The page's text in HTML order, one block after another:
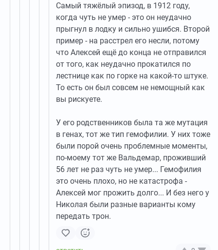
Самый тяжёлый эпизод, в 1912 году,
когда чуть не умер - это он неудачно
прыгнул в лодку и сильно ушибся. Второй
пример - на расстрел его несли, потому
что Алексей ещё до конца не отправился
от того, как неудачно прокатился по
лестнице как по горке на какой-то штуке.
То есть он был совсем не немощный как
вы рискуете.
У его родственников была та же мутация
в генах, тот же тип гемофилии. У них тоже
были порой очень проблемные моменты,
по-моему тот же Вальдемар, проживший
56 лет не раз чуть не умер... Гемофилия
это очень плохо, но не катастрофа -
Алексей мог прожить долго... И без него у
Николая были разные варианты кому
передать трон.